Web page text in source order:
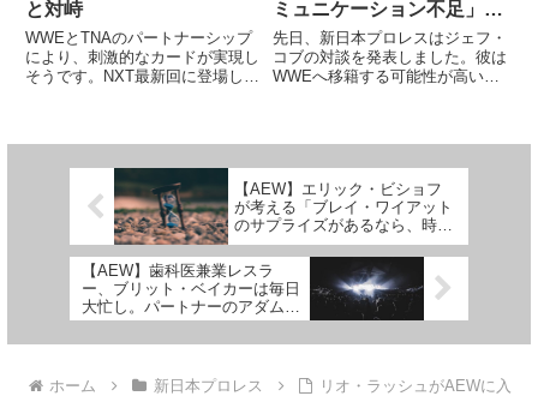
と対峙
WWEとTNAのパートナーシップ
により、刺激的なカードが実現し
そうです。NXT最新回に登場した
者のムースが登場...
ミュニケーション不足」が
あった？IWGPタッグ王座
戴冠の狙い、WWEの思
惑…何が起きているのか？
先日、新日本プロレスはジェフ・
コブの対談を発表しました。彼は
WWEへ移籍する可能性が高いと
ることに。ちょっとドタバタし...
【AEW】エリック・ビショフ
が考える「ブレイ・ワイアット
のサプライズがあるなら、時期
を遅らせるべき理由」とは
【AEW】歯科医兼業レスラ
ー、ブリット・ベイカーは毎日
大忙し。パートナーのアダム・
コールが彼女のスケジュールを
語る
ホーム 新日本プロレス
リオ・ラッシュがAEWに入